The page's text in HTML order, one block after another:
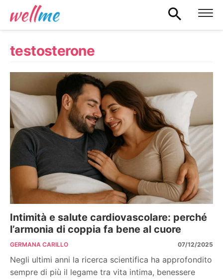
testosterone
Intimità e salute cardiovascolare: perché
l’armonia di coppia fa bene al cuore
GERMANA CARILLO 07/12/2025
Negli ultimi anni la ricerca scientifica ha approfondito
sempre di più il legame tra vita intima, benessere